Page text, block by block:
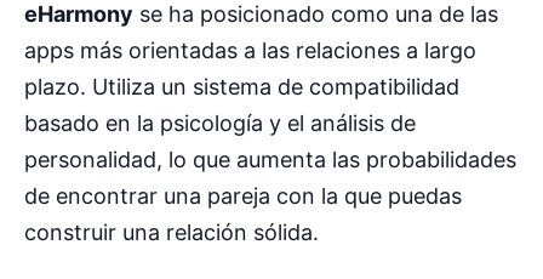
eHarmony se ha posicionado como una de las
apps más orientadas a las relaciones a largo
plazo. Utiliza un sistema de compatibilidad
basado en la psicología y el análisis de
personalidad, lo que aumenta las probabilidades
de encontrar una pareja con la que puedas
construir una relación sólida.